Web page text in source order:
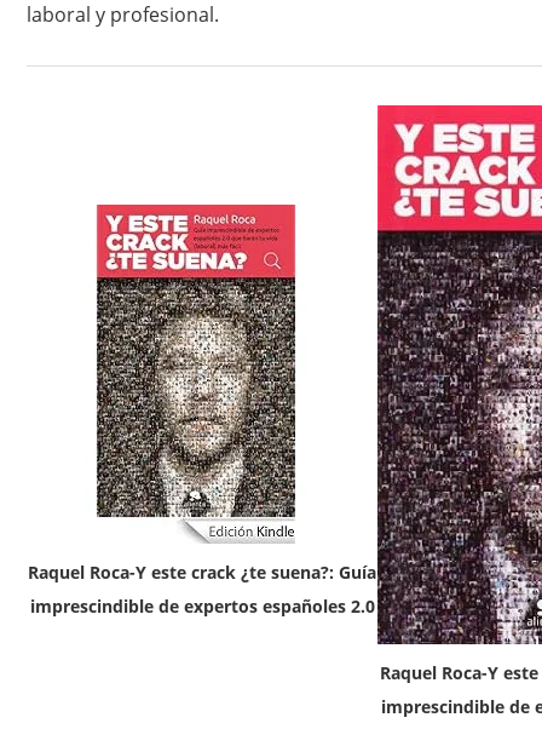
laboral y profesional.
Raquel Roca-Y este crack ¿te suena?: Guía
imprescindible de expertos españoles 2.0
Raquel Roca-Y
imprescindible de